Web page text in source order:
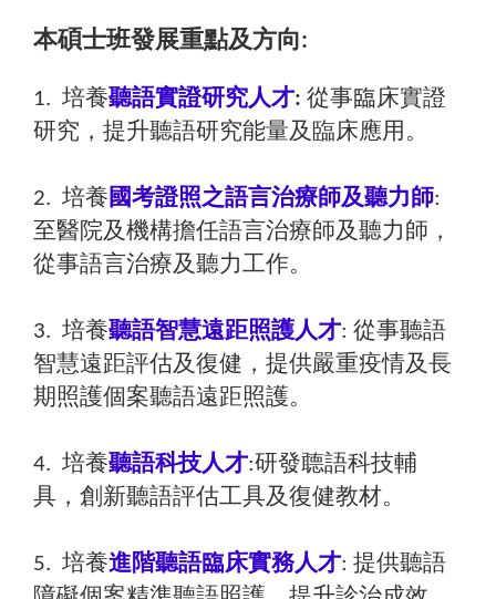
本碩士班發展重點及方向:
1. 培養聽語實證研究人才: 從事臨床實證
研究，提升聽語研究能量及臨床應用。
2. 培養國考證照之語言治療師及聽力師:
至醫院及機構擔任語言治療師及聽力師，
從事語言治療及聽力工作。
3. 培養聽語智慧遠距照護人才: 從事聽語
智慧遠距評估及復健，提供嚴重疫情及長
期照護個案聽語遠距照護。
4. 培養聽語科技人才:研發聼語科技輔
具，創新聽語評估工具及復健教材。
5. 培養進階聽語臨床實務人才: 提供聽語